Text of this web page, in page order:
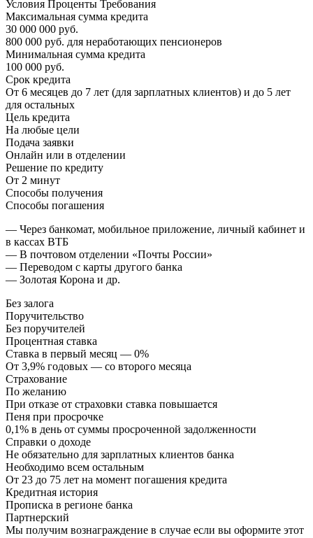
Условия Проценты Требования
Максимальная сумма кредита
30 000 000 руб.
800 000 руб. для неработающих пенсионеров
Минимальная сумма кредита
100 000 руб.
Срок кредита
От 6 месяцев до 7 лет (для зарплатных клиентов) и до 5 лет
для остальных
Цель кредита
На любые цели
Подача заявки
Онлайн или в отделении
Решение по кредиту
От 2 минут
Способы получения
Способы погашения
— Через банкомат, мобильное приложение, личный кабинет и
в кассах ВТБ
— В почтовом отделении «Почты России»
— Переводом с карты другого банка
— Золотая Корона и др.
Без залога
Поручительство
Без поручителей
Процентная ставка
Ставка в первый месяц — 0%
От 3,9% годовых — со второго месяца
Страхование
По желанию
При отказе от страховки ставка повышается
Пеня при просрочке
0,1% в день от суммы просроченной задолженности
Справки о доходе
Не обязательно для зарплатных клиентов банка
Необходимо всем остальным
От 23 до 75 лет на момент погашения кредита
Кредитная история
Прописка в регионе банка
Партнерский
Мы получим вознаграждение в случае если вы оформите этот